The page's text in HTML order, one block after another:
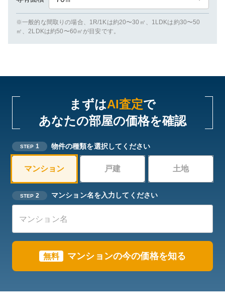
※一般的な間取りの場合、1R/1Kは約20〜30㎡、1LDKは約30〜50
㎡、2LDKは約50〜60㎡が目安です。
まずはAI査定で
あなたの部屋の価格を確認
STEP 1 物件の種類を選択してください
マンション 戸建 土地
STEP 2 マンション名を入力してください
無料 マンションの今の価格を知る